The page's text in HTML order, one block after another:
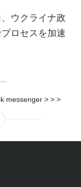
ウクライナ政
ロセスを加速
messenger > > >